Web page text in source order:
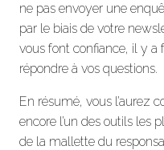
ne pas envoyer une
par le biais de votre
vous font confiance, il y a
répondre à vos questions.
En résumé, vous l’aurez
encore l’un des outils les
de la mallette du